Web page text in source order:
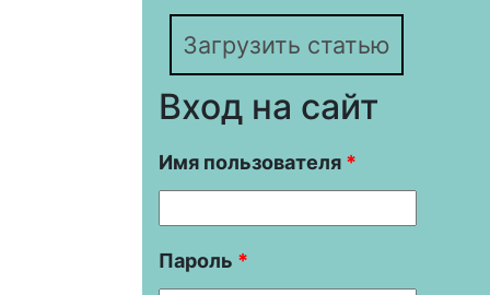
танковых бригад)
Загрузить статью
Вход на сайт
Имя пользователя *
Пароль *